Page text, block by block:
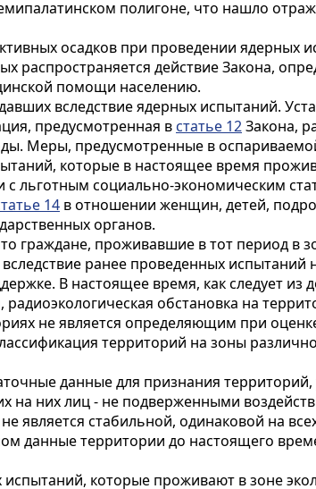
полигоне, что нашло
осадков при проведении ядерных
распространяется действие Закона,
помощи населению.
вследствие ядерных испытаний.
предусмотренная в статье 12Закона,
Меры, предусмотренные в
которые в настоящее время
льготным социально-экономическим
14 в отношении женщин, детей,
органов.
граждане, проживавшие в тот период в
ранее проведенных испытаний
В настоящее время, как следует из
обстановка на
не является определяющим при
территорий на зоны
данные для признания территорий,
них лиц - не подверженными
является стабильной, одинаковой на
данные территории до настоящего
которые проживают в зоне